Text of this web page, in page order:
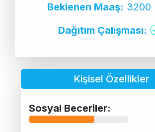
Beklenen Maaş: 3200
Dağıtım Çalışması:
Kişisel Özellikler
Sosyal Beceriler: